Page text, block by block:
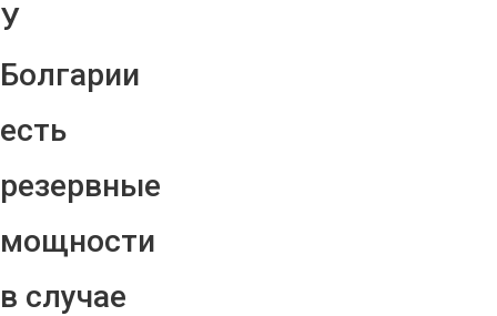
У
Болгарии
есть
резервные
мощности
в случае